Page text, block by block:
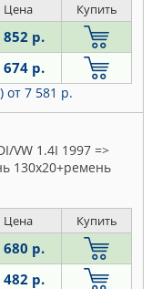
Цена Купить
852 р.
674 р.
от 7 581 р.
VW 1.4I 1997 =>
130x20+ремень
Цена Купить
680 р.
482 р.